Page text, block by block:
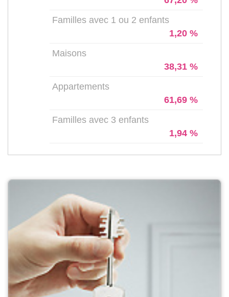
Familles avec 1 ou 2 enfants
1,20 %
Maisons
38,31 %
Appartements
61,69 %
Familles avec 3 enfants
1,94 %